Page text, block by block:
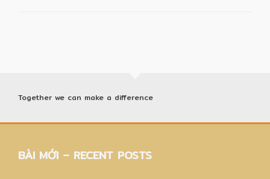
Together we can make a difference
BÀI MỚI – RECENT POSTS